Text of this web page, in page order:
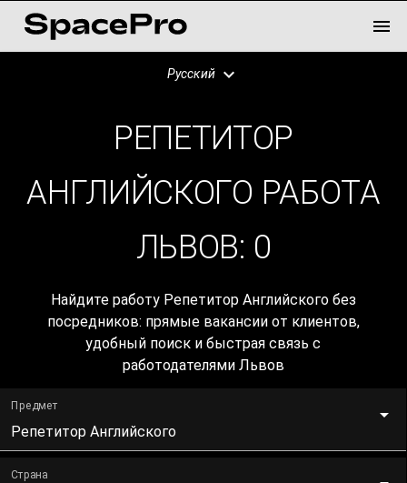
Русский
РЕПЕТИТОР
АНГЛИЙСКОГО РАБОТА
ЛЬВОВ: 0
Найдите работу Репетитор Английского без
посредников: прямые вакансии от клиентов,
удобный поиск и быстрая связь с
работодателями Львов
Предмет
Репетитор Английского
Страна